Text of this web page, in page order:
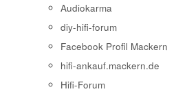
Audiokarma
diy-hifi-forum
Facebook Profil Mackern
hifi-ankauf.mackern.de
Hifi-Forum